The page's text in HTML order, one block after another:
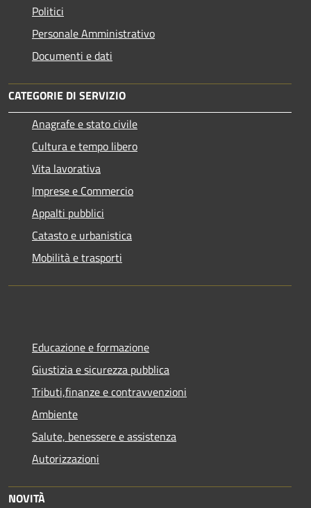
Politici
Personale Amministrativo
Documenti e dati
CATEGORIE DI SERVIZIO
Anagrafe e stato civile
Cultura e tempo libero
Vita lavorativa
Imprese e Commercio
Appalti pubblici
Catasto e urbanistica
Mobilità e trasporti
Educazione e formazione
Giustizia e sicurezza pubblica
Tributi,finanze e contravvenzioni
Ambiente
Salute, benessere e assistenza
Autorizzazioni
NOVITÀ